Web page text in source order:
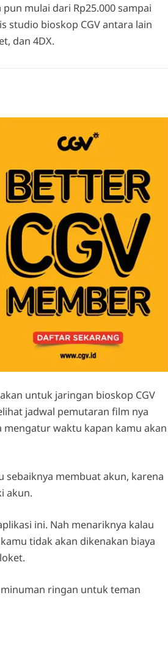
mulai dari Rp25.000 sampai
studio bioskop CGV antara lain
dan 4DX.
untuk jaringan bioskop CGV
jadwal pemutaran film nya
mengatur waktu kapan kamu akan
sebaiknya membuat akun, karena
akun.
ini. Nah menariknya kalau
tidak akan dikenakan biaya
ringan untuk teman